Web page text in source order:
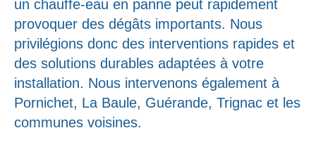
un chauffe-eau en panne peut rapidement
provoquer des dégâts importants. Nous
privilégions donc des interventions rapides et
des solutions durables adaptées à votre
installation. Nous intervenons également à
Pornichet, La Baule, Guérande, Trignac et les
communes voisines.